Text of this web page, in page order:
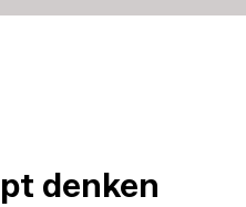
denken